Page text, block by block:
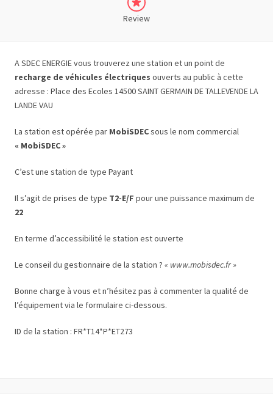
Review
A SDEC ENERGIE vous trouverez une station et un point de
recharge de véhicules électriques ouverts au public à cette
adresse : Place des Ecoles 14500 SAINT GERMAIN DE TALLEVENDE LA
LANDE VAU
La station est opérée par MobiSDECsous le nom commercial
« MobiSDEC »
C’est une station de type Payant
Il s’agit de prises de type T2-E/F pour une puissance maximum de
22
En terme d’accessibilité le station est ouverte
Le conseil du gestionnaire de la station ? « www.mobisdec.fr »
Bonne charge à vous et n’hésitez pas à commenter la qualité de
l’équipement via le formulaire ci-dessous.
ID de la station : FR*T14*P*ET273